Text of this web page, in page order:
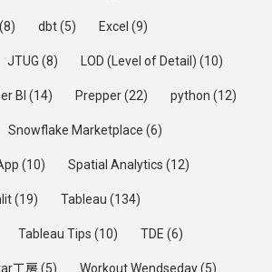
(8) dbt(5) Excel (9)
JTUG (8) LOD (Level of Detail) (10)
BI (14) Prepper(22) python (12)
Snowflake Marketplace (6)
(10) Spatial Analytics (12)
(19) Tableau (134)
Tableau Tips (10) TDE (6)
工房(5) Workout Wendseday(5)